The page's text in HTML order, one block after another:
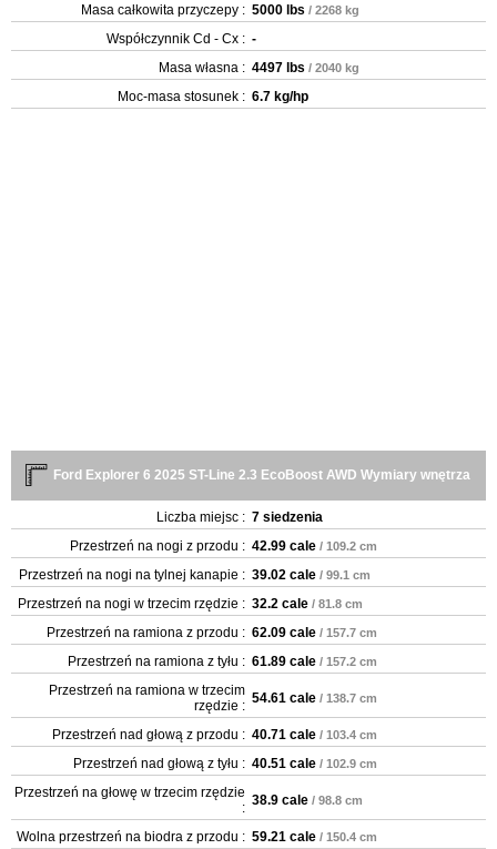
Masa całkowita przyczepy : 5000 lbs / 2268 kg
Współczynnik Cd - Cx : -
Masa własna : 4497 lbs / 2040 kg
Moc-masa stosunek : 6.7 kg/hp
Ford Explorer 6 2025 ST-Line 2.3 EcoBoost AWD Wymiary wnętrza
Liczba miejsc : 7 siedzenia
Przestrzeń na nogi z przodu : 42.99 cale / 109.2 cm
Przestrzeń na nogi na tylnej kanapie : 39.02 cale / 99.1 cm
Przestrzeń na nogi w trzecim rzędzie : 32.2 cale / 81.8 cm
Przestrzeń na ramiona z przodu : 62.09 cale / 157.7 cm
Przestrzeń na ramiona z tyłu : 61.89 cale / 157.2 cm
Przestrzeń na ramiona w trzecim
rzędzie : 54.61 cale / 138.7 cm
Przestrzeń nad głową z przodu : 40.71 cale / 103.4 cm
Przestrzeń nad głową z tyłu : 40.51 cale / 102.9 cm
Przestrzeń na głowę w trzecim rzędzie
: 38.9 cale / 98.8 cm
Wolna przestrzeń na biodra z przodu : 59.21 cale / 150.4 cm